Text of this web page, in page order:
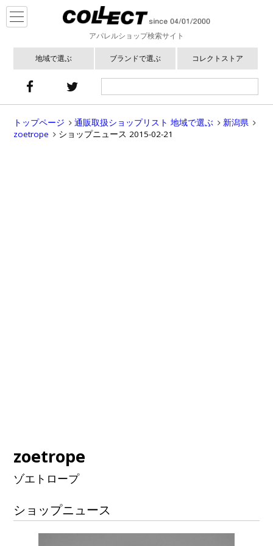
アパレルショップ検索サイト
地域で選ぶ ブランドで選ぶ コレクトストア
トップページ 通販取扱ショップリスト 地域で選ぶ
新潟県
zoetrope
ショップニュース 2015-02-21
zoetrope
ゾエトロープ
ショップニュース